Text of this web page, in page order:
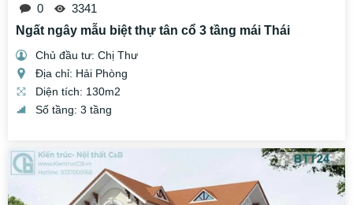
0
3341
Ngất ngây mẫu biệt thự tân cổ 3 tầng mái Thái
Chủ đầu tư: Chị Thư
Địa chỉ: Hải Phòng
Diện tích: 130m2
Số tầng: 3 tầng